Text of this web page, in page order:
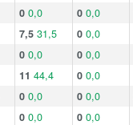
0 0,0 0 0,0
7,5 31,5 0 0,0
0 0,0 0 0,0
11 44,4 0 0,0
0 0,0 0 0,0
0 0,0 0 0,0